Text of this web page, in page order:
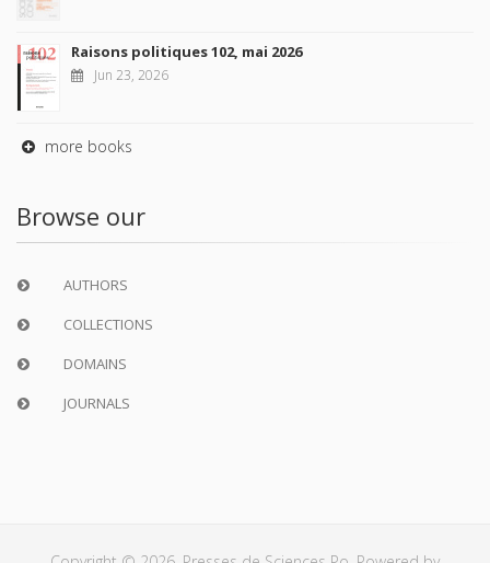
Raisons politiques 102, mai 2026
Jun 23, 2026
more books
Browse our
AUTHORS
COLLECTIONS
DOMAINS
JOURNALS